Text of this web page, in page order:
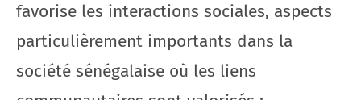
favorise les interactions sociales, aspects
particulièrement importants dans la
société sénégalaise où les liens